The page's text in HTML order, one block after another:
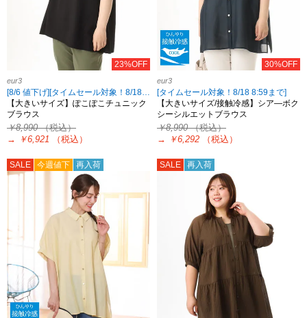
23%OFF
eur3
[8/6 値下げ][タイムセール対象！8/18 8:59まで]
【大きいサイズ】ぽこぽこチュニック
ブラウス
￥8,990（税込）
→
￥6,921 （税込）
30%OFF
eur3
[タイムセール対象！8/18 8:59まで]
【大きいサイズ/接触冷感】シア―ボク
シーシルエットブラウス
￥8,990（税込）
→
￥6,292 （税込）
SALE 今週値下 再入荷 SALE 再入荷